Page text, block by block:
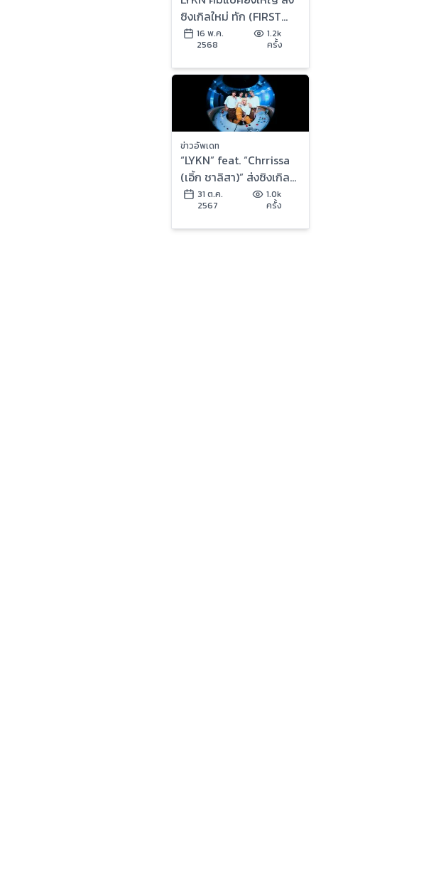
ซิงเกิลใหม่ ทัก (FIRST
SIGHT) พร้อมคว้าสาว
สวยสุดฮอต ฟิล์ม รชา
นันท์ เล่น MV
16 พ.ค.
2568
1.2k
ครั้ง
ข่าวอัพเดท
“LYKN” feat. “Chrrissa
(เอิ้ก ชาลิสา)” ส่งซิงเกิล
ใหม่ “หยอกไม่หลอก
(TRICK OR TREAT)”
เอาใจคนแอบรัก!!
31 ต.ค.
2567
1.0k
ครั้ง